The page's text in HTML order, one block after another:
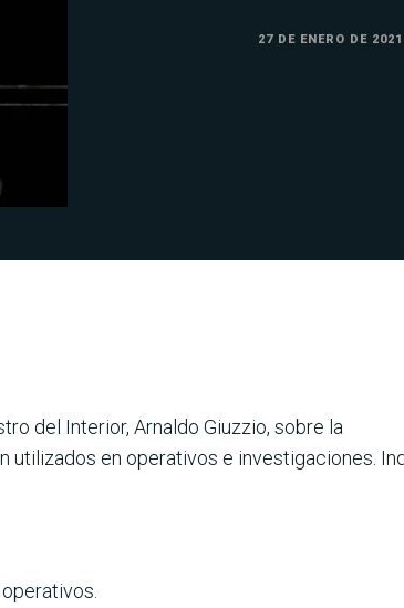
27 DE ENERO DE
del Interior, Arnaldo Giuzzio, sobre la
utilizados en ope­rativos e investigaciones.